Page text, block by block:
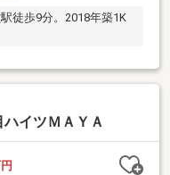
徒歩9分。2018年築1K
イツＭＡＹＡ